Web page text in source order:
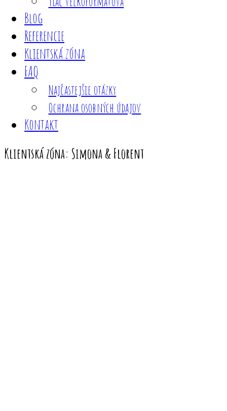
Blog
Referencie
Klientská zóna
FAQ
Najčastejšie otázky
Ochrana osobných údajov
Kontakt
Klientská zóna: Simona & Florent